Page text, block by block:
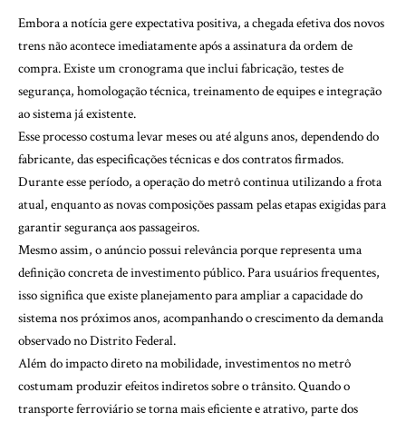
Embora a notícia gere expectativa positiva, a chegada efetiva dos novos
trens não acontece imediatamente após a assinatura da ordem de
compra. Existe um cronograma que inclui fabricação, testes de
segurança, homologação técnica, treinamento de equipes e integração
ao sistema já existente.
Esse processo costuma levar meses ou até alguns anos, dependendo do
fabricante, das especificações técnicas e dos contratos firmados.
Durante esse período, a operação do metrô continua utilizando a frota
atual, enquanto as novas composições passam pelas etapas exigidas para
garantir segurança aos passageiros.
Mesmo assim, o anúncio possui relevância porque representa uma
definição concreta de investimento público. Para usuários frequentes,
isso significa que existe planejamento para ampliar a capacidade do
sistema nos próximos anos, acompanhando o crescimento da demanda
observado no Distrito Federal.
Além do impacto direto na mobilidade, investimentos no metrô
costumam produzir efeitos indiretos sobre o trânsito. Quando o
transporte ferroviário se torna mais eficiente e atrativo, parte dos